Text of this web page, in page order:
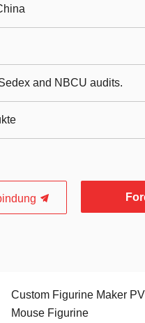
and NBCU audits.
Custom Figurine Maker
Mouse Figurine